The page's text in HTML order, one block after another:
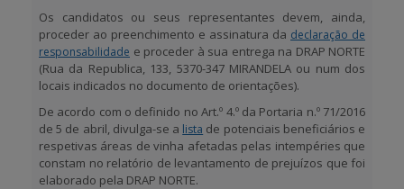
Os candidatos ou seus representantes devem, ainda,
proceder ao preenchimento e assinatura da declaração de
responsabilidade e proceder à sua entrega na DRAP NORTE
(Rua da Republica, 133, 5370-347 MIRANDELA ou num dos
locais indicados no documento de orientações).
De acordo com o definido no Art.º 4.º da Portaria n.º 71/2016
de 5 de abril, divulga-se a lista de potenciais beneficiários e
respetivas áreas de vinha afetadas pelas intempéries que
constam no relatório de levantamento de prejuízos que foi
elaborado pela DRAP NORTE.